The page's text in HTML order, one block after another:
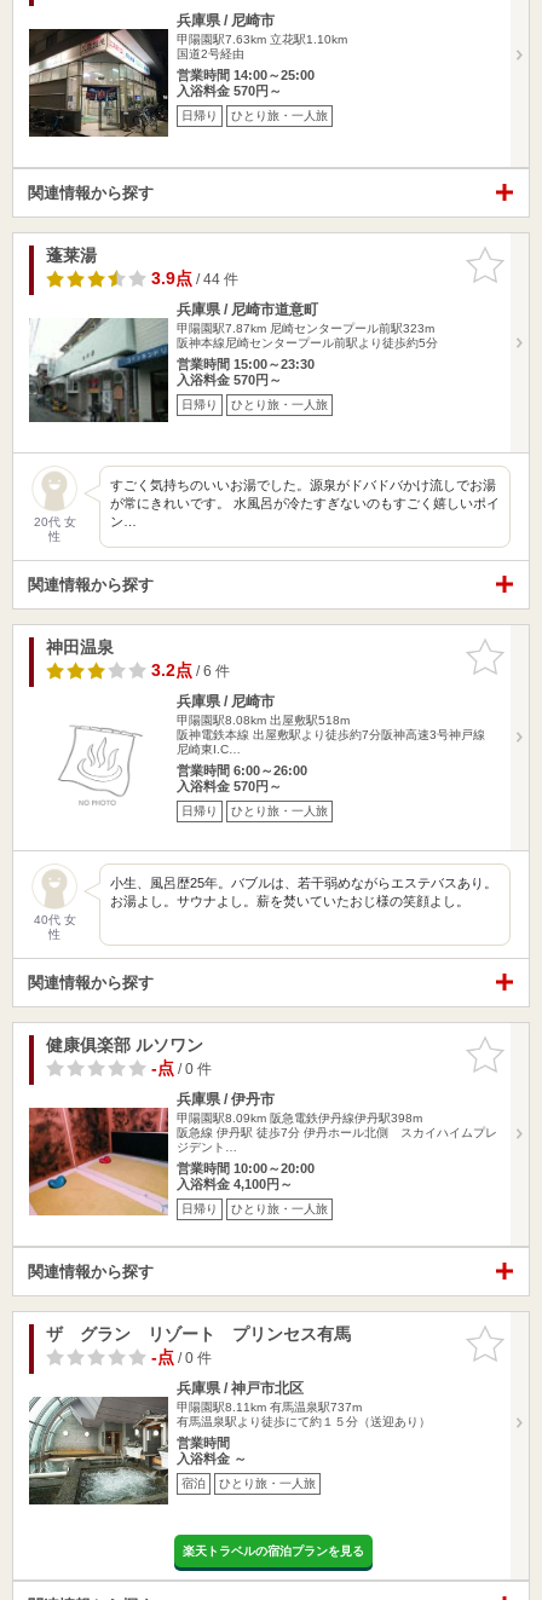
兵庫県 / 尼崎市
甲陽園駅7.63km 立花駅1.10km
国道2号経由
営業時間 14:00～25:00
入浴料金 570円～
日帰り ひとり旅・一人旅
関連情報から探す
お気に入
りに追加
蓬莱湯
3.9点/ 44 件
兵庫県 / 尼崎市道意町
甲陽園駅7.87km 尼崎センタープール前駅323m
阪神本線尼崎センタープール前駅より徒歩約5分
営業時間 15:00～23:30
入浴料金 570円～
日帰り ひとり旅・一人旅
20代 女
性
すごく気持ちのいいお湯でした。源泉がドバドバかけ流しでお湯
が常にきれいです。 水風呂が冷たすぎないのもすごく嬉しいポイ
ン…
関連情報から探す
お気に入
りに追加
神田温泉
3.2点/ 6 件
兵庫県 / 尼崎市
甲陽園駅8.08km 出屋敷駅518m
阪神電鉄本線 出屋敷駅より徒歩約7分阪神高速3号神戸線
尼崎東I.C…
営業時間 6:00～26:00
入浴料金 570円～
日帰り ひとり旅・一人旅
40代 女
性
小生、風呂歴25年。バブルは、若干弱めながらエステバスあり。
お湯よし。サウナよし。薪を焚いていたおじ様の笑顔よし。
関連情報から探す
お気に入
りに追加
健康俱楽部 ルソワン
-点/ 0 件
兵庫県 / 伊丹市
甲陽園駅8.09km 阪急電鉄伊丹線伊丹駅398m
阪急線 伊丹駅 徒歩7分 伊丹ホール北側 スカイハイムプレ
ジデント…
営業時間 10:00～20:00
入浴料金 4,100円～
日帰り ひとり旅・一人旅
関連情報から探す
お気に入
りに追加
ザ グラン リゾート プリンセス有馬
-点/ 0 件
兵庫県 / 神戸市北区
甲陽園駅8.11km 有馬温泉駅737m
有馬温泉駅より徒歩にて約１５分（送迎あり）
営業時間
入浴料金 ～
宿泊 ひとり旅・一人旅
楽天トラベルの宿泊プランを見る